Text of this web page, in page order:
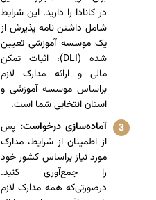
در کانادا را دارید. این شرایط
شامل داشتن نامه پذیرش از
یک موسسه آموزشی تعیین
شده (DLI)، اثبات تمکن
مالی و ارائه مدارک لازم
براساس موسسه آموزشی و
استان انتخابی شما است.
آماده‌سازی درخواست: پس
از اطمینان از شرایط، مدارک
مورد نیاز براساس کشور خود
را جمع‌آوری کنید.
درصورتی‌که همه مدارک لازم